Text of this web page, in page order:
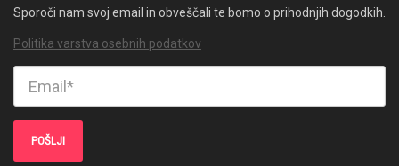
Sporoči nam svoj email in obveščali te bomo o prihodnjih dogodkih.
Politika varstva osebnih podatkov